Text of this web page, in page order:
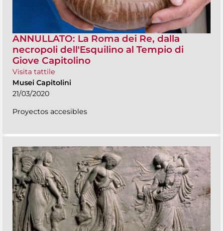
ANNULLATO: La Roma dei Re, dalla
necropoli dell'Esquilino al Tempio di
Giove Capitolino
Visita tattile
Musei Capitolini
21/03/2020
Proyectos accesibles